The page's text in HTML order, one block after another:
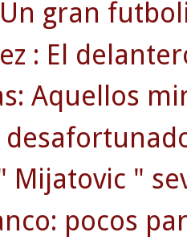
gran
: El
Aquellos
Mijatovic "
pocos